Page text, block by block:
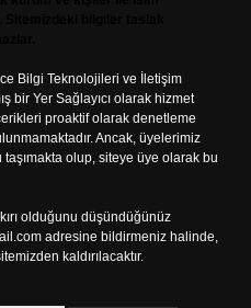
Bilgi Teknolojileri ve İletişim
bir Yer Sağlayıcı olarak hizmet
proaktif olarak denetleme
Ancak, üyelerimiz
olup, siteye üye olarak bu
olduğunu düşündüğünüz
adresine bildirmeniz halinde,
kaldırılacaktır.